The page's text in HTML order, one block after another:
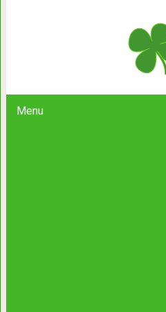
Menu
20